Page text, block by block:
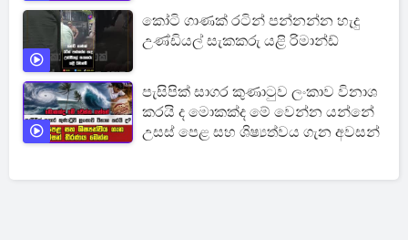
කෝටි ගාණක් රටින් පන්නන්න හැදු
උණ්ඩියල් සැකකරු යළි රිමාන්ඩ්
පැසිපික් සාගර කුණාටුව ලංකාව විනාශ
කරයි ද මොකක්ද මේ වෙන්න යන්නේ
උසස් පෙළ සහ ශිෂ්‍යත්වය ගැන අවසන්